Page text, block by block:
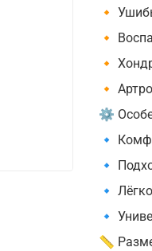
🔸
🔸
🔸
🔸
⚙
🔹
🔹
🔹
🔹
📏